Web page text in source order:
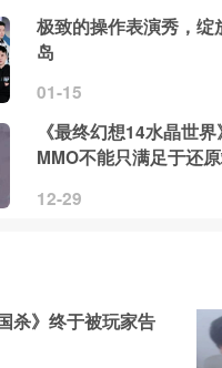
极致的操作表演秀，绽
岛
01-15
《最终幻想14水晶世
MMO不能只满足于还
12-29
杀》终于被玩家告